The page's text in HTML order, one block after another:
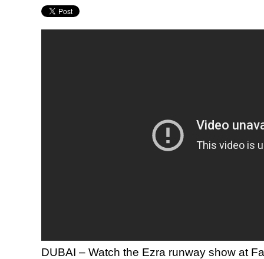
DUBAI – Watch the Ezra runway show at